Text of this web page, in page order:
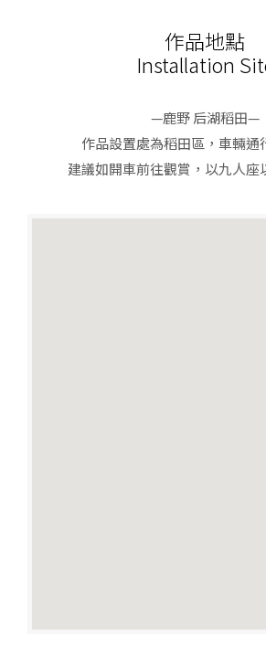
作品地點
Installation
—鹿野 后湖稻田—​
作品設置處為稻田區，車輛通
建議如開車前往觀賞，以九人座